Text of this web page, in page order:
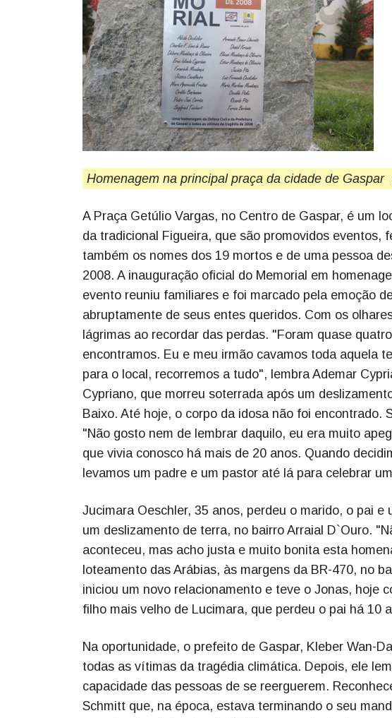
Homenagem na principal praça da cidade de Gaspar
A Praça Getúlio Vargas, no Centro de Gaspar, é um
da tradicional Figueira, que são promovidos eventos,
também os nomes dos 19 mortos e de uma pessoa
2008. A inauguração oficial do Memorial em
evento reuniu familiares e foi marcado pela emoção
abruptamente de seus entes queridos. Com os
lágrimas ao recordar das perdas. "Foram quase
encontramos. Eu e meu irmão cavamos toda aquela
para o local, recorremos a tudo", lembra Ademar
Cypriano, que morreu soterrada após um
Baixo. Até hoje, o corpo da idosa não foi
"Não gosto nem de lembrar daquilo, eu era muito
que vivia conosco há mais de 20 anos. Quando
levamos um padre e um pastor até lá para celebrar
Jucimara Oeschler, 35 anos, perdeu o marido, o pai
um deslizamento de terra, no bairro Arraial D`Ouro.
aconteceu, mas acho justa e muito bonita esta
loteamento das Arábias, às margens da BR-470, no
iniciou um novo relacionamento e teve o Jonas, hoje
filho mais velho de Lucimara, que perdeu o pai há 10
Na oportunidade, o prefeito de Gaspar, Kleber Wan-
todas as vítimas da tragédia climática. Depois, ele
capacidade das pessoas de se reerguerem.
Schmitt que, na época, estava terminando o seu